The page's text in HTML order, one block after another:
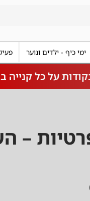
ימי כיף - ילדים ונוער
על כל קנייה
–